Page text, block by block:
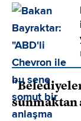
sunmaktan